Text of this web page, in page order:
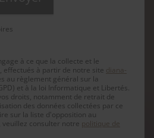
à ce que la collecte et le
effectués à partir de notre site diana-
au règlement général sur la
et à la loi Informatique et Libertés.
droits, notamment de retrait de
des données collectées par ce
sur la liste d'opposition au
consulter notre politique de